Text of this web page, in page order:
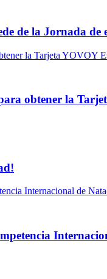
de la Jornada de
obtener la